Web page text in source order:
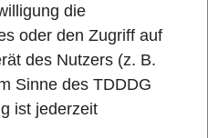
die
oder den Zugriff auf
des Nutzers (z. B.
Sinne des TDDDG
ist jederzeit